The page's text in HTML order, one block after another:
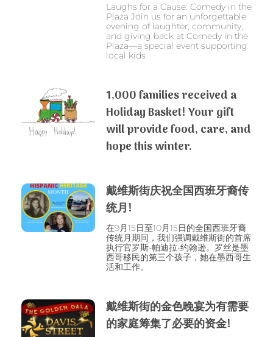
Laughs for a Cause: Comedy in the
Plaza Join us for an unforgettable
evening of laughter, community,
and giving back at Comedy in the
Plaza—a special event supporting
local kids
1,000 families received a
Holiday Basket! Your gift
will provide food, care, and
hope this winter.
戴维斯街庆祝全国西班牙裔传
统月!
在9月15日至10月15日的全国西班牙裔
传统月期间，我们强调戴维斯街的首席
执行官罗斯-帕迪拉-约翰逊。罗丝是墨
西哥移民的第三个孩子，她在墨西哥生
活和工作。
戴维斯街的金色晚宴为有需要
的家庭筹集了必要的资金!